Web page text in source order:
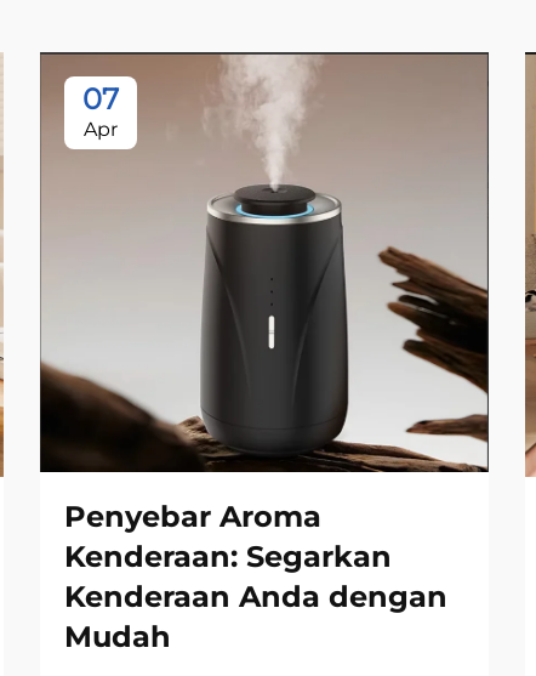
07
Apr
Penyebar Aroma
Kenderaan: Segarkan
Kenderaan Anda dengan
Mudah